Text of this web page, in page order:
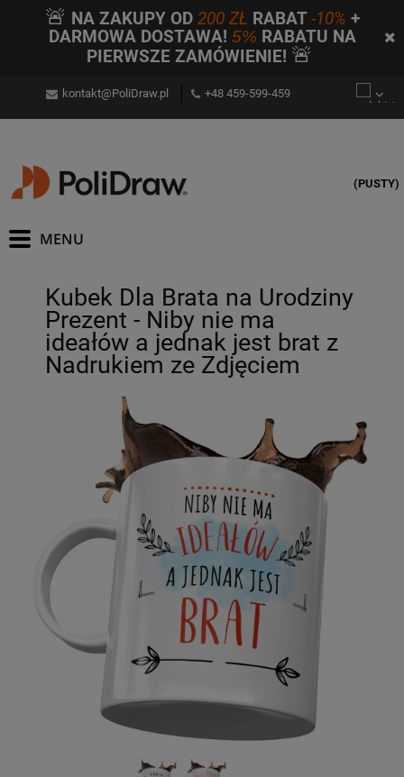
🚨 NA ZAKUPY OD200 ZŁ RABAT-10% +
DARMOWA DOSTAWA! 5% RABATU NA
PIERWSZE ZAMÓWIENIE! 🚨
kontakt@PoliDraw.pl +48 459-599-459
(PUSTY)
Kubek Dla Brata na Urodziny
Prezent - Niby nie ma
ideałów a jednak jest brat z
Nadrukiem ze Zdjęciem